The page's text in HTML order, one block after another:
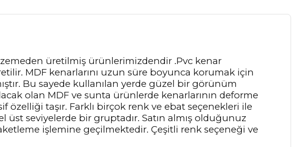
üretilmiş ürünlerimizdendir .Pvc kenar
MDF kenarlarını uzun süre boyunca korumak için
Bu sayede kullanılan yerde güzel bir görünüm
olan MDF ve sunta ürünlerde kenarlarının deforme
taşır. Farklı birçok renk ve ebat seçenekleri ile
seviyelerde bir gruptadır. Satın almış olduğunuz
işlemine geçilmektedir. Çeşitli renk seçeneği ve